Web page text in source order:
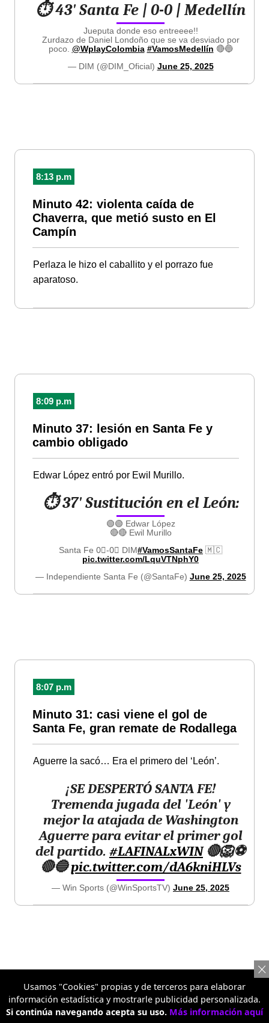
⏱️ 43' Santa Fe | 0-0 | Medellín
Jueputa donde eso entreeee!!
Zurdazo de Daniel Londoño que se va desviado por
poco. @WplayColombia #VamosMedellín 🔴🔵
— DIM (@DIM_Oficial) June 25, 2025
8:13 p.m
Minuto 42: violenta caída de
Chaverra, que metió susto en El
Campín
Perlaza le hizo el caballito y el porrazo fue
aparatoso.
8:09 p.m
Minuto 37: lesión en Santa Fe y
cambio obligado
Edwar López entró por Ewil Murillo.
⏱ 37' Sustitución en el León:
🟢🟢 Edwar López
🔴🔴 Ewil Murillo
Santa Fe 0⃣-0⃣ DIM#VamosSantaFe 🇲🇨
pic.twitter.com/LquVTNphY0
— Independiente Santa Fe (@SantaFe) June 25, 2025
8:07 p.m
Minuto 31: casi viene el gol de
Santa Fe, gran remate de Rodallega
Aguerre la sacó… Era el primero del ‘León’.
¡SE DESPERTÓ SANTA FE!
Tremenda jugada del 'León' y
mejor la atajada de Washington
Aguerre para evitar el primer gol
del partido. #LAFINALxWIN🔴🦁⚽
🔴🔵pic.twitter.com/dA6kniHLVs
— Win Sports (@WinSportsTV) June 25, 2025
8:05 p.m
Usamos "Cookies" propias y de terceros para elaborar
información estadística y mostrarle publicidad personalizada.
Si continúa navegando acepta su uso. Más información aquí